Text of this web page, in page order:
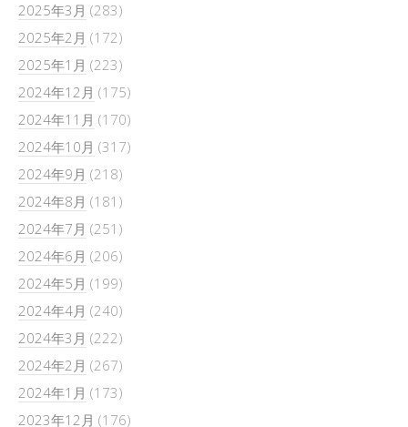
2025年3月 (283)
2025年2月 (172)
2025年1月 (223)
2024年12月 (175)
2024年11月 (170)
2024年10月 (317)
2024年9月 (218)
2024年8月 (181)
2024年7月 (251)
2024年6月 (206)
2024年5月 (199)
2024年4月 (240)
2024年3月 (222)
2024年2月 (267)
2024年1月 (173)
2023年12月 (176)